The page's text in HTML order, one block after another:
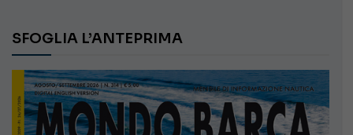
SFOGLIA L’ANTEPRIMA